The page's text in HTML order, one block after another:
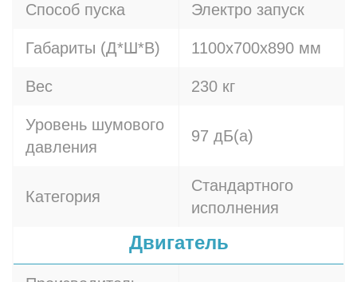
Способ пуска Электро запуск
Габариты (Д*Ш*В) 1100х700х890 мм
Вес 230 кг
Уровень шумового
давления
97 дБ(а)
Категория
Стандартного
исполнения
Двигатель